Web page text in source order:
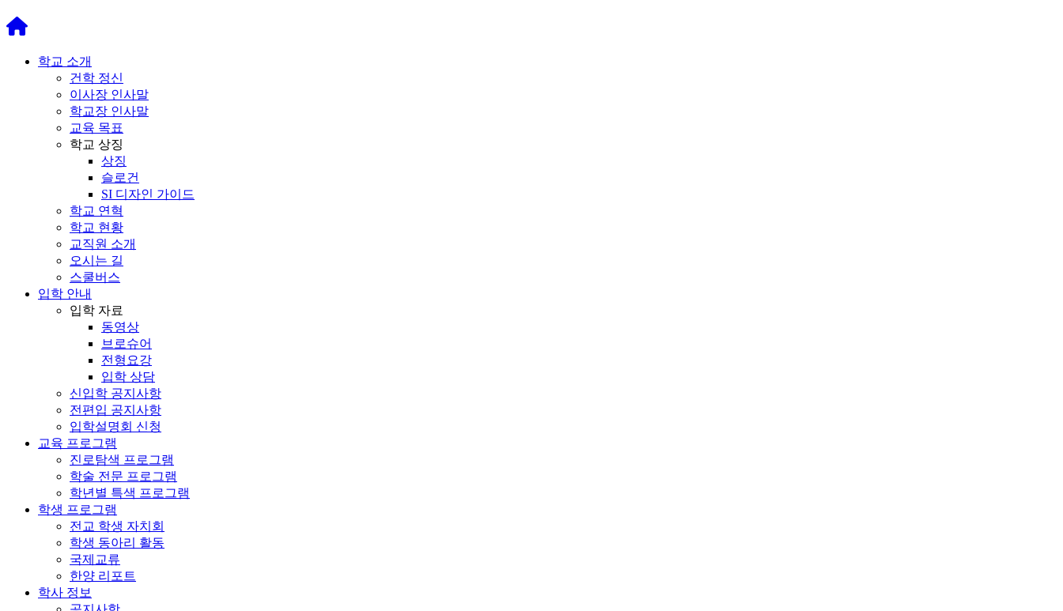
학교 소개
건학 정신
이사장 인사말
학교장 인사말
교육 목표
학교 상징
상징
슬로건
SI 디자인 가이드
학교 연혁
학교 현황
교직원 소개
오시는 길
스쿨버스
입학 안내
입학 자료
동영상
브로슈어
전형요강
입학 상담
신입학 공지사항
전편입 공지사항
입학설명회 신청
교육 프로그램
진로탐색 프로그램
학술 전문 프로그램
학년별 특색 프로그램
학생 프로그램
전교 학생 자치회
학생 동아리 활동
국제교류
한양 리포트
학사 정보